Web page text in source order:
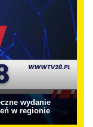
wydanie
w regionie